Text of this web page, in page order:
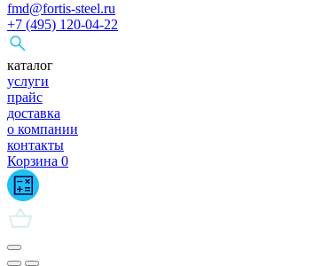
fmd@fortis-steel.ru
+7 (495) 120-04-22
каталог
услуги
прайс
доставка
о компании
контакты
Корзина 0